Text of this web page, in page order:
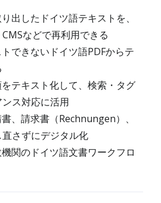
出したドイツ語テキストを、
などで再利用できる
できないドイツ語PDFからテ
をテキスト化して、検索・タグ
ス対応に活用
、請求書（Rechnungen）、
さずにデジタル化
関のドイツ語文書ワークフロ